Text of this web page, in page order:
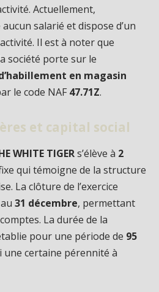
Actuellement,
salarié et dispose d’un
Il est à noter que
société porte sur le
en magasin
le code NAF 47.71Z.
et capital social
WHITE TIGERs’élève à 2
qui témoigne de la structure
La clôture de l’exercice
31 décembre, permettant
La durée de la
pour une période de 95
une certaine pérennité à